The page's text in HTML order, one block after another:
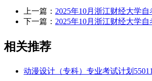
上一篇： 2025年10月浙江财经大学
下一篇： 2025年10月浙江财经大学
相关推荐
动漫设计（专科）专业考试计划